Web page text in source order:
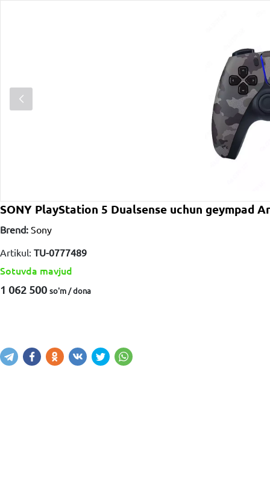
SONY PlayStation 5 Dualsense uchun geympad
Brend: Sony
Artikul: TU-0777489
Sotuvda mavjud
1 062 500 so'm / dona